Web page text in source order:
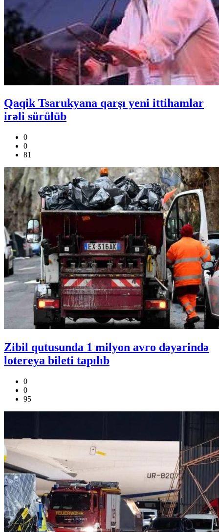
Qaqik Tsarukyana qarşı yeni ittihamlar
irəli sürülüb
0
0
81
Zibil qutusunda 1 milyon avro dəyərində
lotereya bileti tapılıb
0
0
95